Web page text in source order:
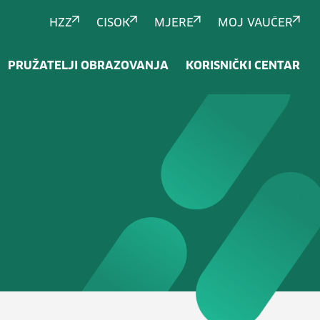
HZZ CISOK MJERE MOJ VAUČER
PRUŽATELJI OBRAZOVANJA KORISNIČKI CENTAR